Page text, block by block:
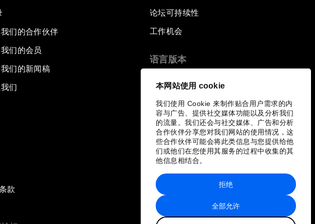
本网站使用 cookie
我们使用 Cookie 来制作贴合用户需求的内
容与广告、提供社交媒体功能以及分析我们
的流量。我们还会与社交媒体、广告和分析
合作伙伴分享您对我们网站的使用情况，这
些合作伙伴可能会将此类信息与您提供给他
们或他们在您使用其服务的过程中收集的其
他信息相结合。
全部允许
拒绝
们的合作伙伴
们的会员
们的新闻稿
们
论坛可持续性
工作机会
语言版本
款